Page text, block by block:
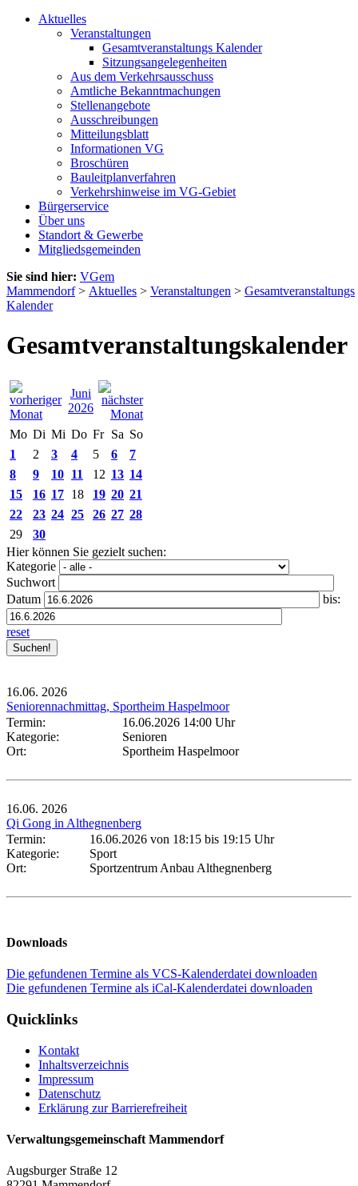
Aktuelles
Veranstaltungen
Gesamtveranstaltungs Kalender
Sitzungsangelegenheiten
Aus dem Verkehrsausschuss
Amtliche Bekanntmachungen
Stellenangebote
Ausschreibungen
Mitteilungsblatt
Informationen VG
Broschüren
Bauleitplanverfahren
Verkehrshinweise im VG-Gebiet
Bürgerservice
Über uns
Standort & Gewerbe
Mitgliedsgemeinden
Sie sind hier: VGem
Mammendorf> Aktuelles > Veranstaltungen > Gesamtveranstaltungs
Kalender
Gesamtveranstaltungskalender
Juni
2026
Mo Di Mi Do Fr Sa So
1
2 3 4 5 6
7
8
9 10 11 12 13 14
15
16 17 18 19 20 21
22
23 24 25 26 27 28
29
30
Hier können Sie gezielt suchen:
Kategorie
Suchwort
Datum
bis:
reset
16.06. 2026
Seniorennachmittag, Sportheim Haspelmoor
Termin:
16.06.2026 14:00 Uhr
Kategorie:
Senioren
Ort:
Sportheim Haspelmoor
16.06. 2026
Qi Gong in Althegnenberg
Termin:
16.06.2026 von 18:15 bis 19:15 Uhr
Kategorie:
Sport
Ort:
Sportzentrum Anbau Althegnenberg
Downloads
Die gefundenen Termine als VCS-Kalenderdatei downloaden
Die gefundenen Termine als iCal-Kalenderdatei downloaden
Quicklinks
Kontakt
Inhaltsverzeichnis
Impressum
Datenschutz
Erklärung zur Barrierefreiheit
Verwaltungsgemeinschaft Mammendorf
Augsburger Straße 12